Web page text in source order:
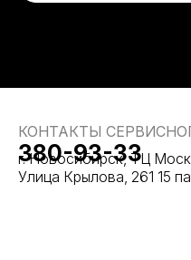
КОНТАКТЫ
г. Новосибирск, ТЦ
Улица Крылова, 261 15
380-93-33